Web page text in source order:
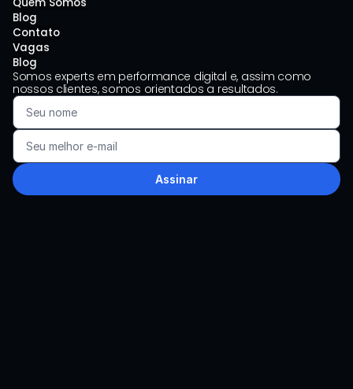
Blog
Contato
Vagas
Blog
Somos experts em performance digital e, assim como
nossos clientes, somos orientados a resultados.
Assinar